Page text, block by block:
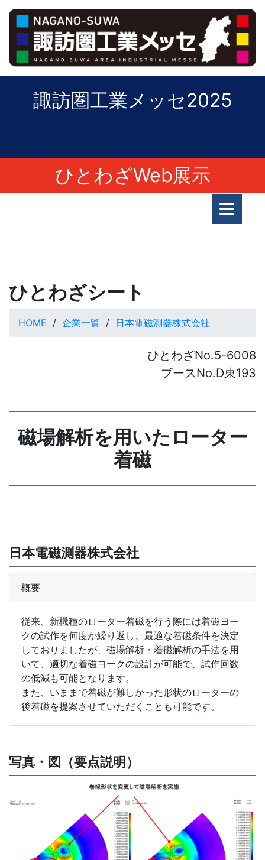
諏訪圏工業メッセ2025
>
ひとわざWeb展示
ひとわざシート
HOME 企業一覧 日本電磁測器株式会社
ひとわざNo.5-6008
ブースNo.D東193
磁場解析を用いたローター
着磁
日本電磁測器株式会社
概要
従来、新機種のローター着磁を行う際には着磁ヨー
クの試作を何度か繰り返し、最適な着磁条件を決定
しておりましたが、磁場解析・着磁解析の手法を用
いて、適切な着磁ヨークの設計が可能で、試作回数
の低減も可能となります。
また、いままで着磁が難しかった形状のローターの
後着磁を提案させていただくことも可能です。
写真・図（要点説明）